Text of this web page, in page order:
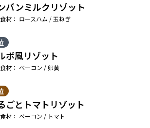
パンミルクリゾット
材： ロースハム / 玉ねぎ
ボ風リゾット
材： ベーコン / 卵黄
ごとトマトリゾット
材： ベーコン / トマト